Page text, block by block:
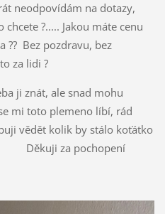
neodpovídám na dotazy,
?..... Jakou máte cenu
?? Bez pozdravu, bez
za lidi ?
ji znát, ale snad mohu
mi toto plemeno líbí, rád
vědět kolik by stálo koťátko
Děkuji za pochopení